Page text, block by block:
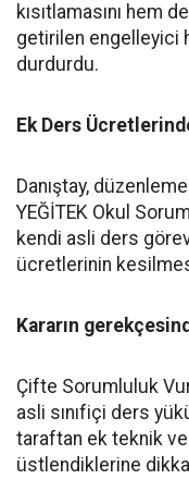
kısıtlamasını hem
getirilen engelleyici
durdurdu.
​Ek Ders
​Danıştay,
YEĞİTEK Okul
kendi asli ders
ücretlerinin
​Kararın
​Çifte Sorumluluk
asli sınıfiçi ders
taraftan ek teknik
üstlendiklerine